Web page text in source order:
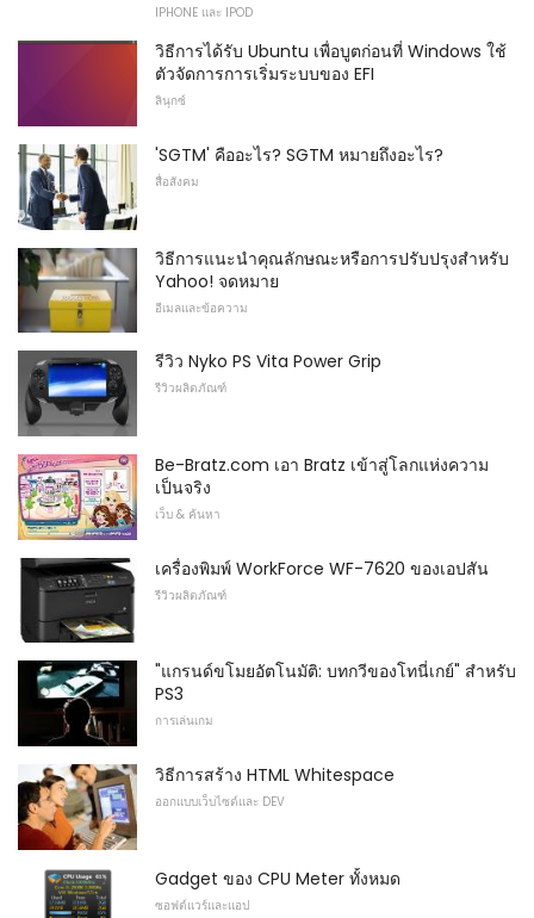
IPHONE และ IPOD
วิธีการได้รับ Ubuntu เพื่อบูตก่อนที่ Windows ใช้
ตัวจัดการการเริ่มระบบของ EFI
ลินุกซ์
'SGTM' คืออะไร? SGTM หมายถึงอะไร?
สื่อสังคม
วิธีการแนะนำคุณลักษณะหรือการปรับปรุงสำหรับ
Yahoo! จดหมาย
อีเมลและข้อความ
รีวิว Nyko PS Vita Power Grip
รีวิวผลิตภัณฑ์
Be-Bratz.com เอา Bratz เข้าสู่โลกแห่งความ
เป็นจริง
เว็บ & ค้นหา
เครื่องพิมพ์ WorkForce WF-7620 ของเอปสัน
รีวิวผลิตภัณฑ์
"แกรนด์ขโมยอัตโนมัติ: บทกวีของโทนี่เกย์" สำหรับ
PS3
การเล่นเกม
วิธีการสร้าง HTML Whitespace
ออกแบบเว็บไซต์และ DEV
Gadget ของ CPU Meter ทั้งหมด
ซอฟต์แวร์และแอป